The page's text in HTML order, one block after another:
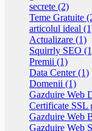
secrete (2)
Teme Gratuite
articolul ideal
Actualizare (1)
Squirrly SEO
Premii (1)
Data Center (1)
Domenii (1)
Gazduire Web
Certificate SSL
Gazduire Web
Gazduire Web